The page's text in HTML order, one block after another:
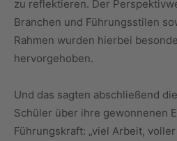
zu reflektieren. Der
Branchen und Führungsstilen
Rahmen wurden hierbei
hervorgehoben.
Und das sagten abschließend
Schüler über ihre gewonnenen
Führungskraft: „viel Arbeit,